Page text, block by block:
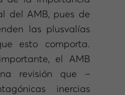
del AMB, pues de
las plusvalías
esto comporta.
el AMB
revisión que –
inercias